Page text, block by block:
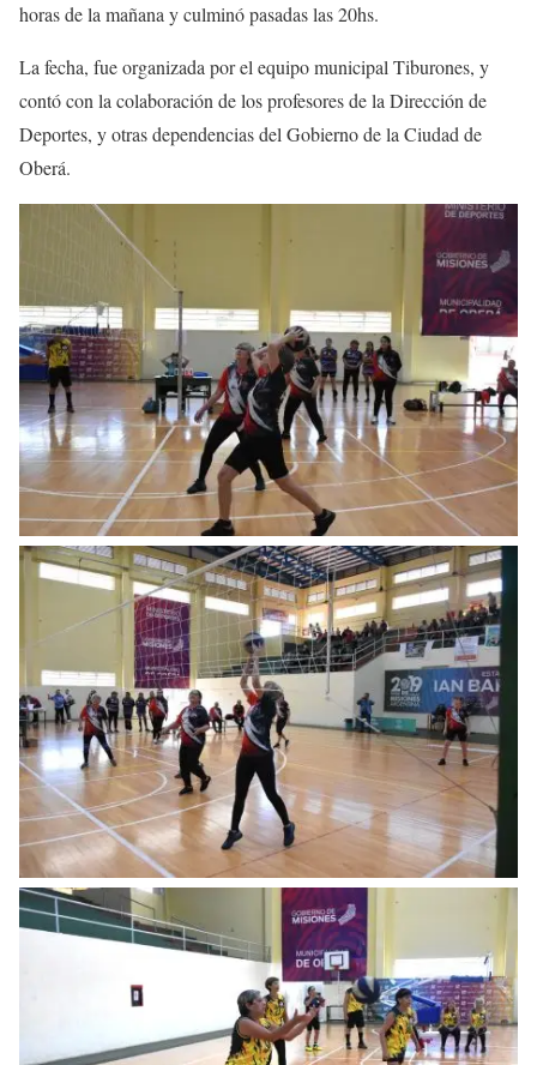
horas de la mañana y culminó pasadas las 20hs.
La fecha, fue organizada por el equipo municipal Tiburones, y
contó con la colaboración de los profesores de la Dirección de
Deportes, y otras dependencias del Gobierno de la Ciudad de
Oberá.